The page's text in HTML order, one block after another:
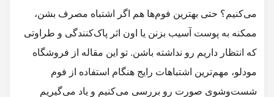
می‌کنیم؟ حتی بهترین فوم‌ها هم اگر اشتباه مصرف بشن،
ممکنه به پوست آسیب بزنن یا اون اثر پاک‌کنندگی و طراوتی
که انتظار داریم رو نداشته باشن. تو این مقاله از فروشگاه
، مهم‌ترین اشتباهات رایج هنگام استفاده از فوم
شست‌وشوی صورت رو بررسی می‌کنیم و یاد می‌گیریم